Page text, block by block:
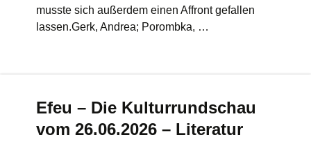
musste sich außerdem einen Affront gefallen
lassen.Gerk, Andrea; Porombka, …
Efeu – Die Kulturrundschau
vom 26.06.2026 – Literatur